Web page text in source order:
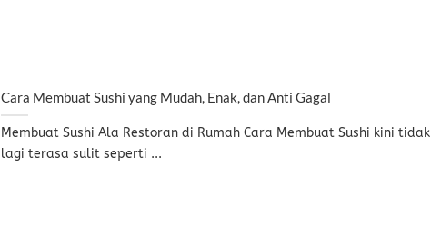
Cara Membuat Sushi yang Mudah, Enak, dan Anti Gagal
Membuat Sushi Ala Restoran di Rumah Cara Membuat Sushi kini tidak
lagi terasa sulit seperti ...